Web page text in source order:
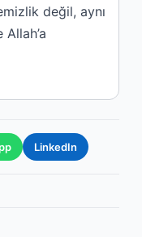
değil, aynı
LinkedIn